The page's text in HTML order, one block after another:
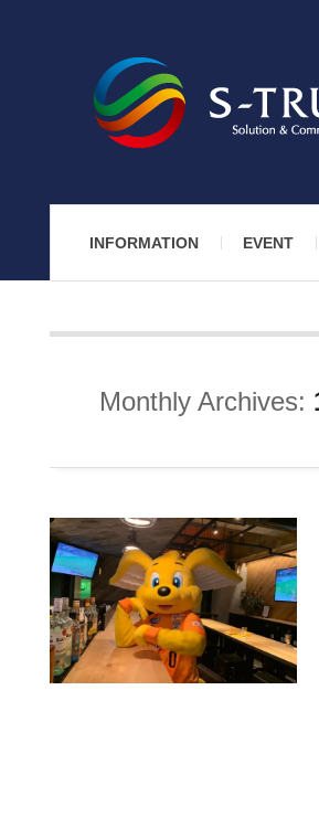
INFORMATION EVENT
Monthly Archives: